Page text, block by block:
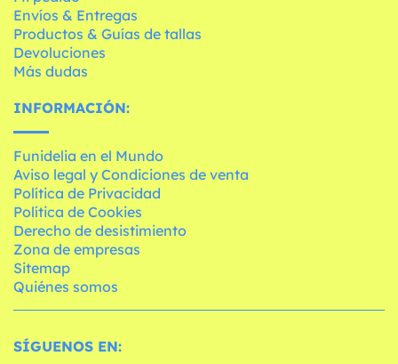
Envíos & Entregas
Productos & Guías de tallas
Devoluciones
Más dudas
INFORMACIÓN:
Funidelia en el Mundo
Aviso legal y Condiciones de venta
Política de Privacidad
Política de Cookies
Derecho de desistimiento
Zona de empresas
Sitemap
Quiénes somos
SÍGUENOS EN: